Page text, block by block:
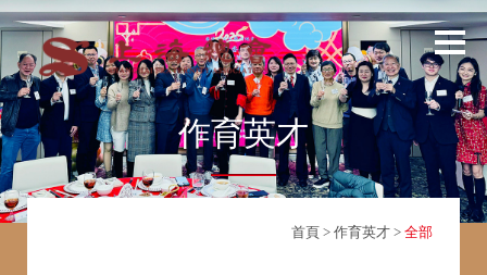
作育英才
首頁 > 作育英才 > 全部